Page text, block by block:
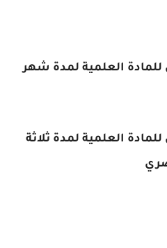
العلمية لمدة شهر
العلمية لمدة ثلاثة